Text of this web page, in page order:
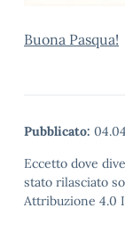
Buona Pasqua!
Pubblicato:
Eccetto dove
stato rilasciato
Attribuzione 4.0